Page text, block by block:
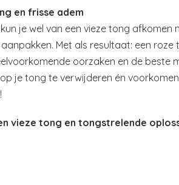
en frisse adem
kun je wel van een vieze tong
Met als resultaat: een roze
oorzaken en de beste
je tong te verwijderen én
vieze tong en tongstrelende